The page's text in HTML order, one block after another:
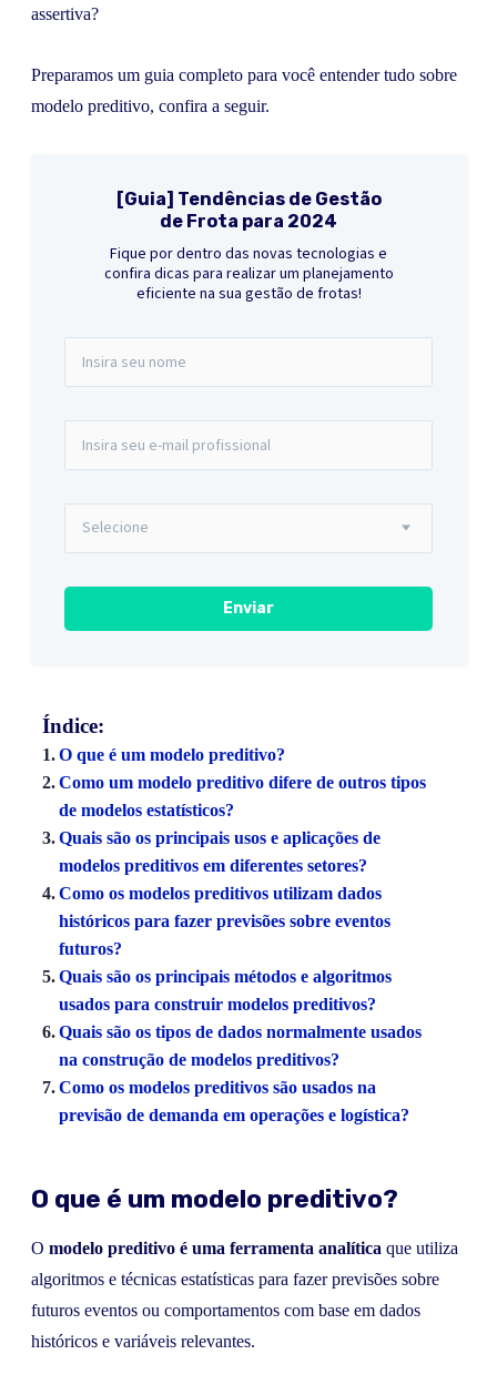
assertiva?
Preparamos um guia completo para você entender tudo sobre
modelo preditivo, confira a seguir.
[Guia] Tendências de Gestão
de Frota para 2024
Fique por dentro das novas tecnologias e
confira dicas para realizar um planejamento
eficiente na sua gestão de frotas!
Índice:
O que é um modelo preditivo?
Como um modelo preditivo difere de outros tipos
de modelos estatísticos?
Quais são os principais usos e aplicações de
modelos preditivos em diferentes setores?
Como os modelos preditivos utilizam dados
históricos para fazer previsões sobre eventos
futuros?
Quais são os principais métodos e algoritmos
usados para construir modelos preditivos?
Quais são os tipos de dados normalmente usados
na construção de modelos preditivos?
Como os modelos preditivos são usados na
previsão de demanda em operações e logística?
O que é um modelo preditivo?
O modelo preditivo é uma ferramenta analítica que utiliza
algoritmos e técnicas estatísticas para fazer previsões sobre
futuros eventos ou comportamentos com base em dados
históricos e variáveis relevantes.